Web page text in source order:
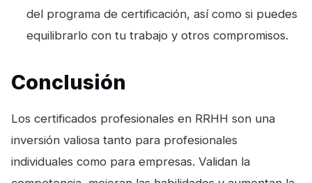
del programa de certificación, así como si puedes
equilibrarlo con tu trabajo y otros compromisos.
Conclusión
Los certificados profesionales en RRHH son una
inversión valiosa tanto para profesionales
individuales como para empresas. Validan la